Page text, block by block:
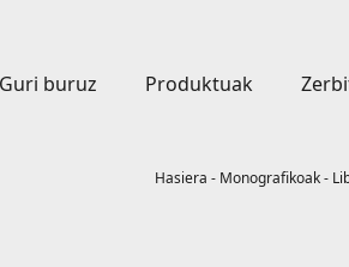
Guri buruz Produktuak
Hasiera - Monografikoak-